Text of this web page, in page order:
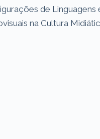
de Linguagens
na Cultura